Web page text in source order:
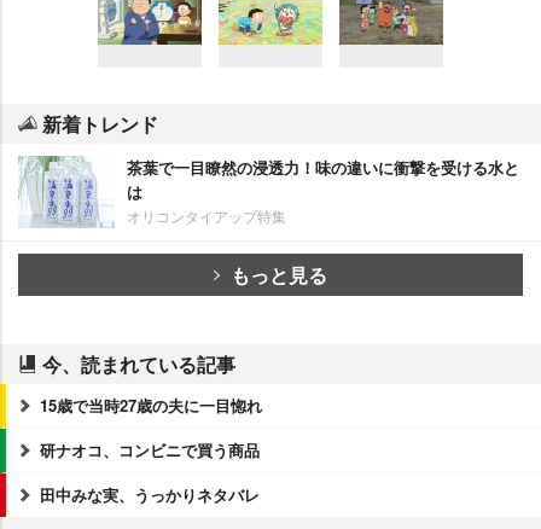
新着トレンド
茶葉で一目瞭然の浸透力！味の違いに衝撃を受ける水と
は
オリコンタイアップ特集
もっと見る
今、読まれている記事
15歳で当時27歳の夫に一目惚れ
研ナオコ、コンビニで買う商品
田中みな実、うっかりネタバレ